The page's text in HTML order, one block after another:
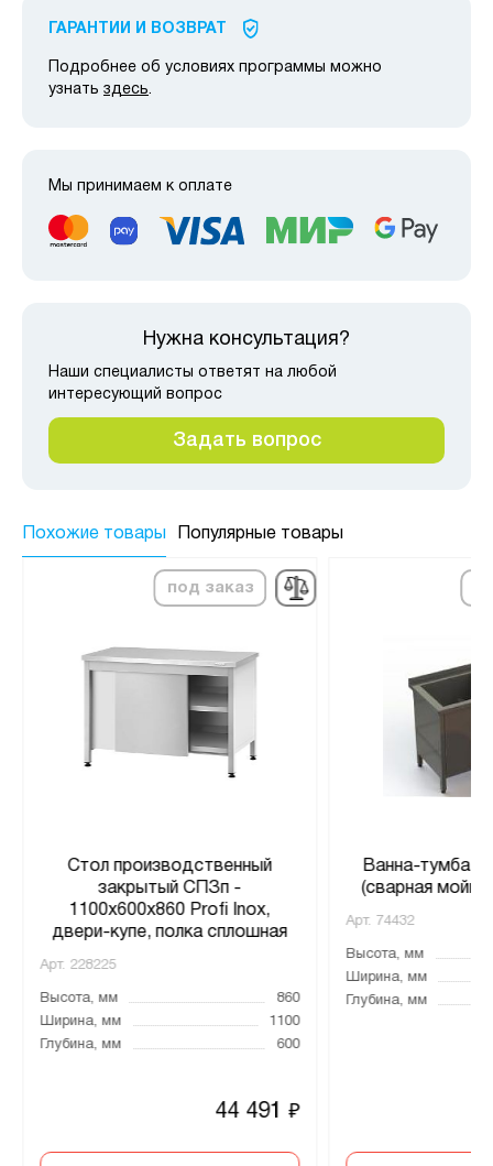
ГАРАНТИИ И ВОЗВРАТ
Подробнее об условиях программы можно
узнать здесь.
Мы принимаем к оплате
Нужна консультация?
Наши специалисты ответят на любой
интересующий вопрос
Задать вопрос
Похожие товары Популярные товары
под заказ
Стол производственный
закрытый СПЗп -
1100x600x860 Profi Inox,
двери-купе, полка сплошная
Арт. 228225
Высота, мм
860
Ширина, мм
1100
Глубина, мм
600
44 491₽
Ванна-тумба
(сварная
Арт. 74432
Высота, мм
Ширина, мм
Глубина, мм